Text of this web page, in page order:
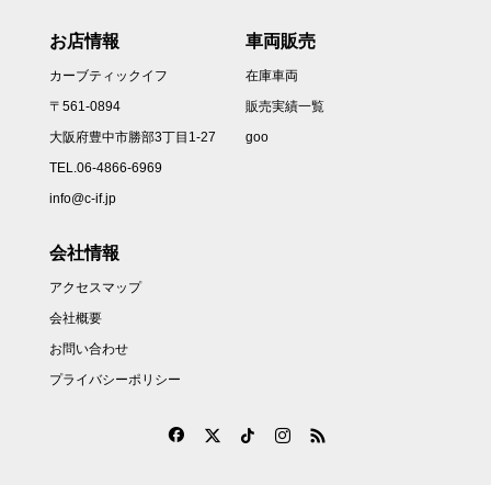
お店情報
カーブティックイフ
〒561-0894
大阪府豊中市勝部3丁目1-27
TEL.06-4866-6969
info@c-if.jp
車両販売
在庫車両
販売実績一覧
goo
会社情報
アクセスマップ
会社概要
お問い合わせ
プライバシーポリシー